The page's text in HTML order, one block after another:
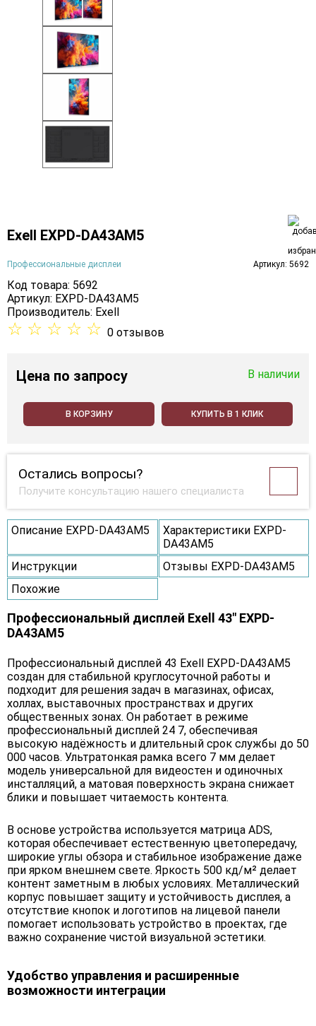
Exell EXPD-DA43AM5
Профессиональные дисплеи Артикул: 5692
Код товара: 5692
Артикул: EXPD-DA43AM5
Производитель: Exell
☆ ☆ ☆ ☆ ☆ 0 отзывов
Цена по запросу В наличии
В КОРЗИНУ КУПИТЬ В 1 КЛИК
Остались вопросы?
Получите консультацию нашего специалиста
Описание EXPD-DA43AM5
Характеристики EXPD-
DA43AM5
Инструкции
Отзывы EXPD-DA43AM5
Похожие
Профессиональный дисплей Exell 43" EXPD-
DA43AM5
Профессиональный дисплей 43 Exell EXPD-DA43AM5
создан для стабильной круглосуточной работы и
подходит для решения задач в магазинах, офисах,
холлах, выставочных пространствах и других
общественных зонах. Он работает в режиме
профессиональный дисплей 24 7, обеспечивая
высокую надёжность и длительный срок службы до 50
000 часов. Ультратонкая рамка всего 7 мм делает
модель универсальной для видеостен и одиночных
инсталляций, а матовая поверхность экрана снижает
блики и повышает читаемость контента.
В основе устройства используется матрица ADS,
которая обеспечивает естественную цветопередачу,
широкие углы обзора и стабильное изображение даже
при ярком внешнем свете. Яркость 500 кд/м² делает
контент заметным в любых условиях. Металлический
корпус повышает защиту и устойчивость дисплея, а
отсутствие кнопок и логотипов на лицевой панели
помогает использовать устройство в проектах, где
важно сохранение чистой визуальной эстетики.
Удобство управления и расширенные
возможности интеграции